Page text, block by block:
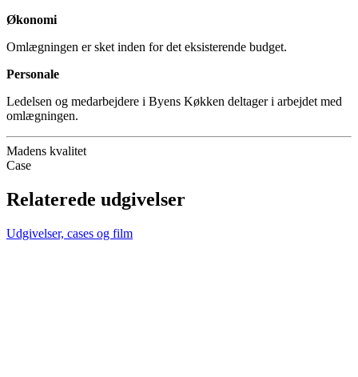
Økonomi
Omlægningen er sket inden for det eksisterende budget.
Personale
Ledelsen og medarbejdere i Byens Køkken deltager i arbejdet med
omlægningen.
Madens kvalitet
Case
Relaterede udgivelser
Udgivelser, cases og film